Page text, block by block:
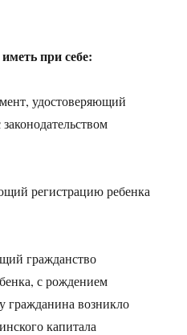
при себе:
удостоверяющий
регистрацию ребенка
гражданство
с рождением
гражданина возникло
капитала